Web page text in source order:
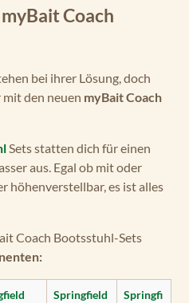
Coach
bei ihrer Lösung, doch
den neuen myBait Coach
Sets statten dich für einen
aus. Egal ob mit oder
höhenverstellbar, es ist alles
Coach Bootsstuhl-Sets
Springfield
Springfi